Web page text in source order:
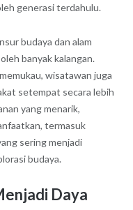
generasi terdahulu.
budaya dan alam
banyak kalangan.
wisatawan juga
setempat secara lebih
yang menarik,
termasuk
sering menjadi
budaya.
Daya